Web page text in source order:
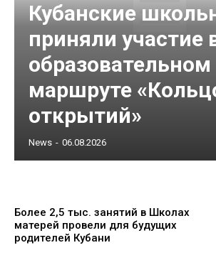
Кубанские
приняли участие
образовательном
маршруте
открытий»
News - 06.08.2026
Более 2,5 тыс. занятий в Школах
матерей провели для будущих
родителей Кубани